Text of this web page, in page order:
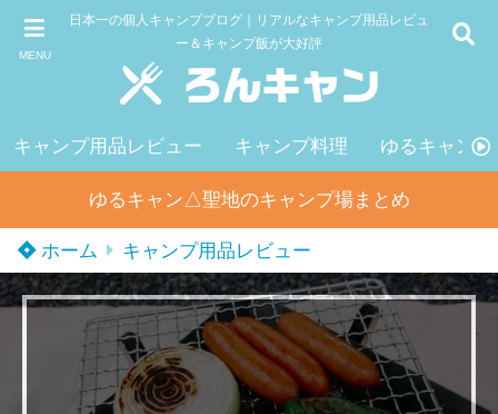
MENU
日本一の個人キャンプブログ｜リアルなキャンプ用品レビュ
ー＆キャンプ飯が大好評
キャンプ用品レビュー キャンプ料理 ゆるキャン△
ゆるキャン△聖地のキャンプ場まとめ
ホーム キャンプ用品レビュー